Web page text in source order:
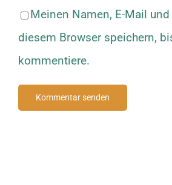
Meinen Namen, E-Mail
diesem Browser speichern,
kommentiere.